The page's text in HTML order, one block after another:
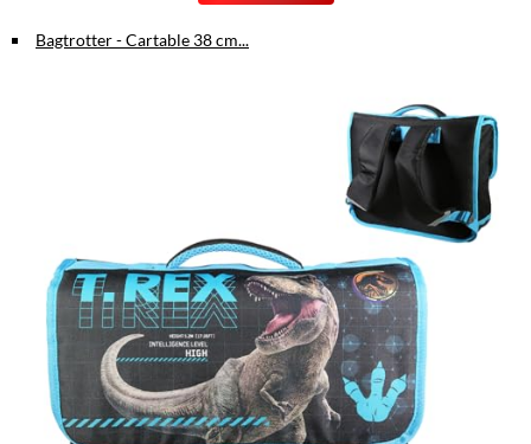
optimal toute la journée.
adaptées aux petites mains pour une
résistants aux jeux et aux sorties
Pourquoi choisir ce sac à dos ?
Ce sac à dos combine style, praticité et confort.Il est parfait comme
cadeau pour Noël ou anniversaire, ou tout simplement pour
accompagner votre enfant à l'école avec enthousiasme.
Caractéristiques principales :
Bagtrotter - Cartable 38 cm...